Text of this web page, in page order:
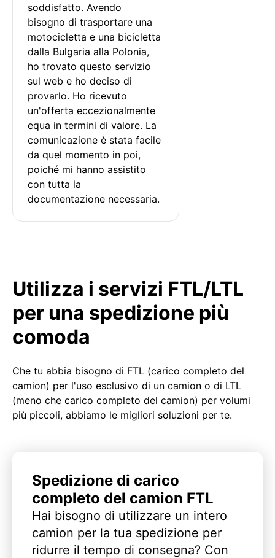
soddisfatto. Avendo
bisogno di trasportare una
motocicletta e una bicicletta
dalla Bulgaria alla Polonia,
ho trovato questo servizio
sul web e ho deciso di
provarlo. Ho ricevuto
un'offerta eccezionalmente
equa in termini di valore. La
comunicazione è stata facile
da quel momento in poi,
poiché mi hanno assistito
con tutta la
documentazione necessaria.
Utilizza i servizi FTL/LTL
per una spedizione più
comoda
Che tu abbia bisogno di FTL (carico completo del
camion) per l'uso esclusivo di un camion o di LTL
(meno che carico completo del camion) per volumi
più piccoli, abbiamo le migliori soluzioni per te.
Spedizione di carico
completo del camion FTL
Hai bisogno di utilizzare un intero
camion per la tua spedizione per
ridurre il tempo di consegna? Con